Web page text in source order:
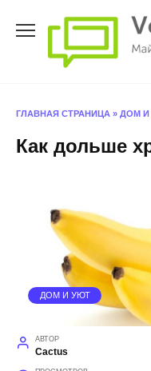
ГЛАВНАЯ СТРАНИЦА » ДОМ И
Как дольше
ДОМ И УЮТ
АВТОР
Cactus